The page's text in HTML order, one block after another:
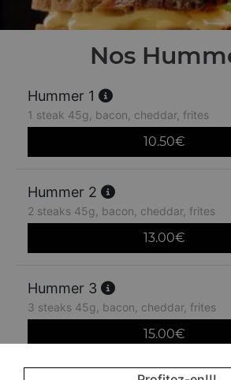
Nos
Hummer 1
1 steak 45g, bacon, cheddar, frites
10.50€
Hummer 2
2 steaks 45g, bacon, cheddar, frites
13.00€
Hummer 3
3 steaks 45g, bacon, cheddar, frites
15.00€